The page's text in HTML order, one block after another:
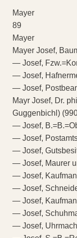
Mayer
89
Mayer
Mayer Josef,
— Josef,
— Josef,
— Josef,
Mayr Josef, Dr.
Guggenbichl)
— Josef,
— Josef,
— Josef,
— Josef, Maurer
— Josef,
— Josef,
— Josef,
— Josef,
— Josef,